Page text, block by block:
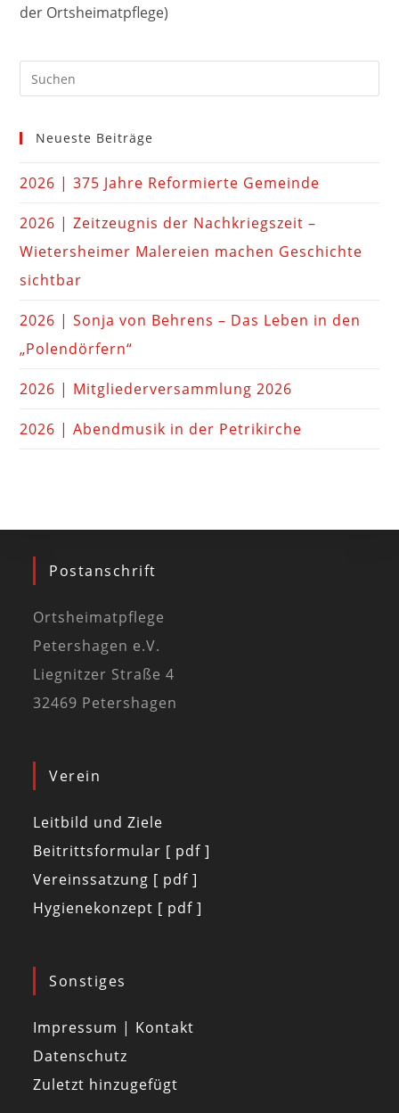
der Ortsheimatpflege)
Neueste Beiträge
2026 | 375 Jahre Reformierte Gemeinde
2026 | Zeitzeugnis der Nachkriegszeit –
Wietersheimer Malereien machen Geschichte
sichtbar
2026 | Sonja von Behrens – Das Leben in den
„Polendörfern“
2026 | Mitgliederversammlung 2026
2026 | Abendmusik in der Petrikirche
Postanschrift
Ortsheimatpflege
Petershagen e.V.
Liegnitzer Straße 4
32469 Petershagen
Verein
Leitbild und Ziele
Beitrittsformular [ pdf ]
Vereinssatzung [ pdf ]
Hygienekonzept [ pdf ]
Sonstiges
Impressum | Kontakt
Datenschutz
Zuletzt hinzugefügt